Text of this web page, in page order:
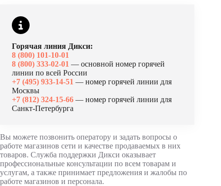
Горячая линия Дикси:
8 (800) 101-10-01
8 (800) 333-02-01 — основной номер горячей
линии по всей России
+7 (495) 933-14-51 — номер горячей линии для
Москвы
+7 (812) 324-15-66 — номер горячей линии для
Санкт-Петербурга
Вы можете позвонить оператору и задать вопросы о
работе магазинов сети и качестве продаваемых в них
товаров. Служба поддержки Дикси оказывает
профессиональные консультации по всем товарам и
услугам, а также принимает предложения и жалобы по
работе магазинов и персонала.